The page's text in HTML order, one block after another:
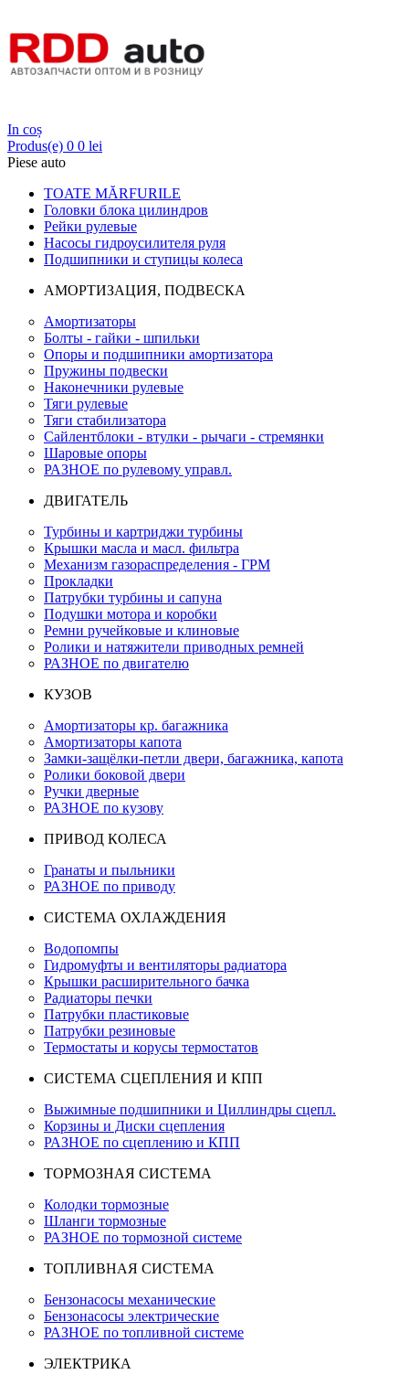
In coș
Produs(e) 0 0 lei
Piese auto
TOATE MĂRFURILE
Головки блока цилиндров
Рейки рулевые
Насосы гидроусилителя руля
Подшипники и ступицы колеса
АМОРТИЗАЦИЯ, ПОДВЕСКА
Амортизаторы
Болты - гайки - шпильки
Опоры и подшипники амортизатора
Пружины подвески
Наконечники рулевые
Тяги рулевые
Тяги стабилизатора
Сайлентблоки - втулки - рычаги - стремянки
Шаровые опоры
РАЗНОЕ по рулевому управл.
ДВИГАТЕЛЬ
Турбины и картриджи турбины
Крышки масла и масл. фильтра
Механизм газораспределения - ГРМ
Прокладки
Патрубки турбины и сапуна
Подушки мотора и коробки
Ремни ручейковые и клиновые
Ролики и натяжители приводных ремней
РАЗНОЕ по двигателю
КУЗОВ
Амортизаторы кр. багажника
Амортизаторы капота
Замки-защёлки-петли двери, багажника, капота
Ролики боковой двери
Ручки дверные
РАЗНОЕ по кузову
ПРИВОД КОЛЕСА
Гранаты и пыльники
РАЗНОЕ по приводу
СИСТЕМА ОХЛАЖДЕНИЯ
Водопомпы
Гидромуфты и вентиляторы радиатора
Крышки расширительного бачка
Радиаторы печки
Патрубки пластиковые
Патрубки резиновые
Термостаты и корусы термостатов
СИСТЕМА СЦЕПЛЕНИЯ И КПП
Выжимные подшипники и Циллиндры сцепл.
Корзины и Диски сцепления
РАЗНОЕ по сцеплению и КПП
ТОРМОЗНАЯ СИСТЕМА
Колодки тормозные
Шланги тормозные
РАЗНОЕ по тормозной системе
ТОПЛИВНАЯ СИСТЕМА
Бензонасосы механические
Бензонасосы электрические
РАЗНОЕ по топливной системе
ЭЛЕКТРИКА